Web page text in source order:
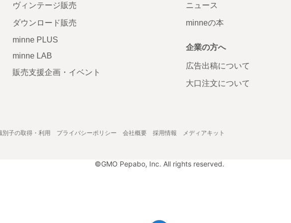
ヴィンテージ販売
ダウンロード販売
minne PLUS
minne LAB
販売支援企画・イベント
ニュース
minneの本
企業の方へ
広告出稿について
大口注文について
別子の取得・利用 プライバシーポリシー 会社概要 採用情報 メディアキット
©GMO Pepabo, Inc. All rights reserved.